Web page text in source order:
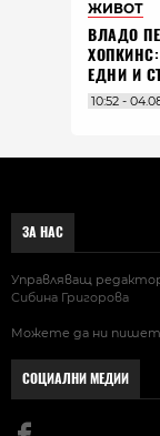
ЖИВОТ
ВЛАДO
ЕДНИ И
10:52 -
ЗА НАС
Управляващ
Сибина Григорова
Можете да ни
СОЦИАЛНИ МЕДИИ